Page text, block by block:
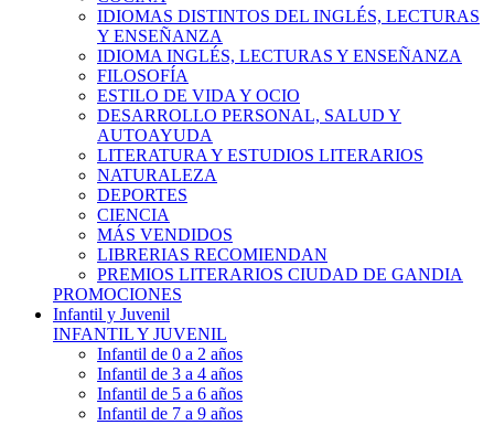
IDIOMAS DISTINTOS DEL INGLÉS, LECTURAS
Y ENSEÑANZA
IDIOMA INGLÉS, LECTURAS Y ENSEÑANZA
FILOSOFÍA
ESTILO DE VIDA Y OCIO
DESARROLLO PERSONAL, SALUD Y
AUTOAYUDA
LITERATURA Y ESTUDIOS LITERARIOS
NATURALEZA
DEPORTES
CIENCIA
MÁS VENDIDOS
LIBRERIAS RECOMIENDAN
PREMIOS LITERARIOS CIUDAD DE GANDIA
PROMOCIONES
Infantil y Juvenil
INFANTIL Y JUVENIL
Infantil de 0 a 2 años
Infantil de 3 a 4 años
Infantil de 5 a 6 años
Infantil de 7 a 9 años